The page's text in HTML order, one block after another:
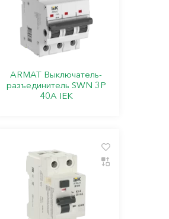
ARMAT Выключатель-
разъединитель SWN 3P
40А IEK